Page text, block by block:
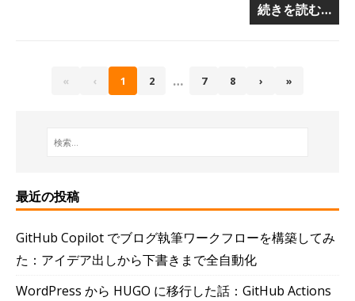
続きを読む…
« ‹ 1 2 … 7 8 › »
最近の投稿
GitHub Copilot でブログ執筆ワークフローを構築してみ
た：アイデア出しから下書きまで全自動化
WordPress から HUGO に移行した話：GitHub Actions